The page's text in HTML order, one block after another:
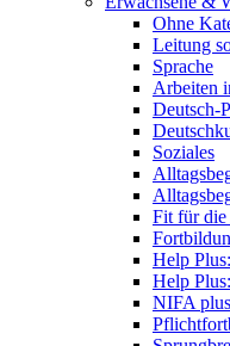
Ohne
Leitung
Sprache
Arbeiten
Deutsch-
Soziales
Fit für
Help
Help
NIFA